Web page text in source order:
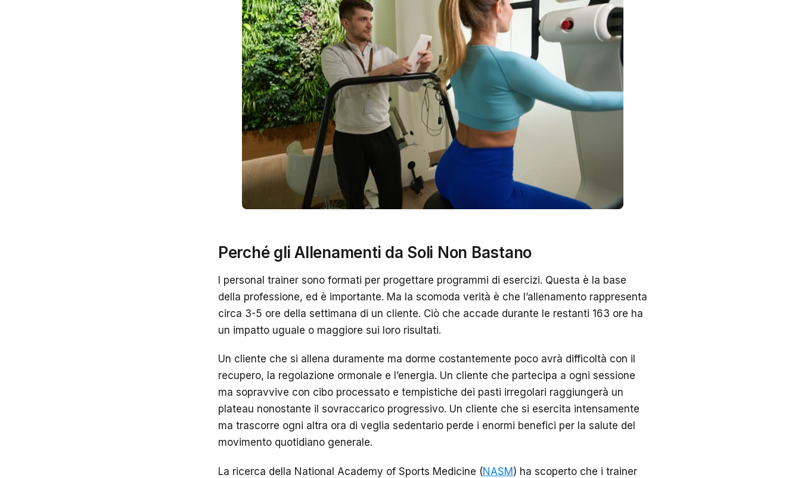
Perché gli Allenamenti da Soli Non Bastano
I personal trainer sono formati per progettare programmi di esercizi. Questa è la base
della professione, ed è importante. Ma la scomoda verità è che l’allenamento rappresenta
circa 3-5 ore della settimana di un cliente. Ciò che accade durante le restanti 163 ore ha
un impatto uguale o maggiore sui loro risultati.
Un cliente che si allena duramente ma dorme costantemente poco avrà difficoltà con il
recupero, la regolazione ormonale e l’energia. Un cliente che partecipa a ogni sessione
ma sopravvive con cibo processato e tempistiche dei pasti irregolari raggiungerà un
plateau nonostante il sovraccarico progressivo. Un cliente che si esercita intensamente
ma trascorre ogni altra ora di veglia sedentario perde i enormi benefici per la salute del
movimento quotidiano generale.
La ricerca della National Academy of Sports Medicine (NASM) ha scoperto che i trainer